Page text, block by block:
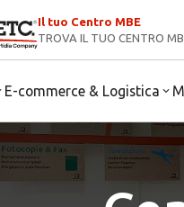
Il tuo Centro MBE
TROVA IL TUO CENTRO
E-commerce & Logistica